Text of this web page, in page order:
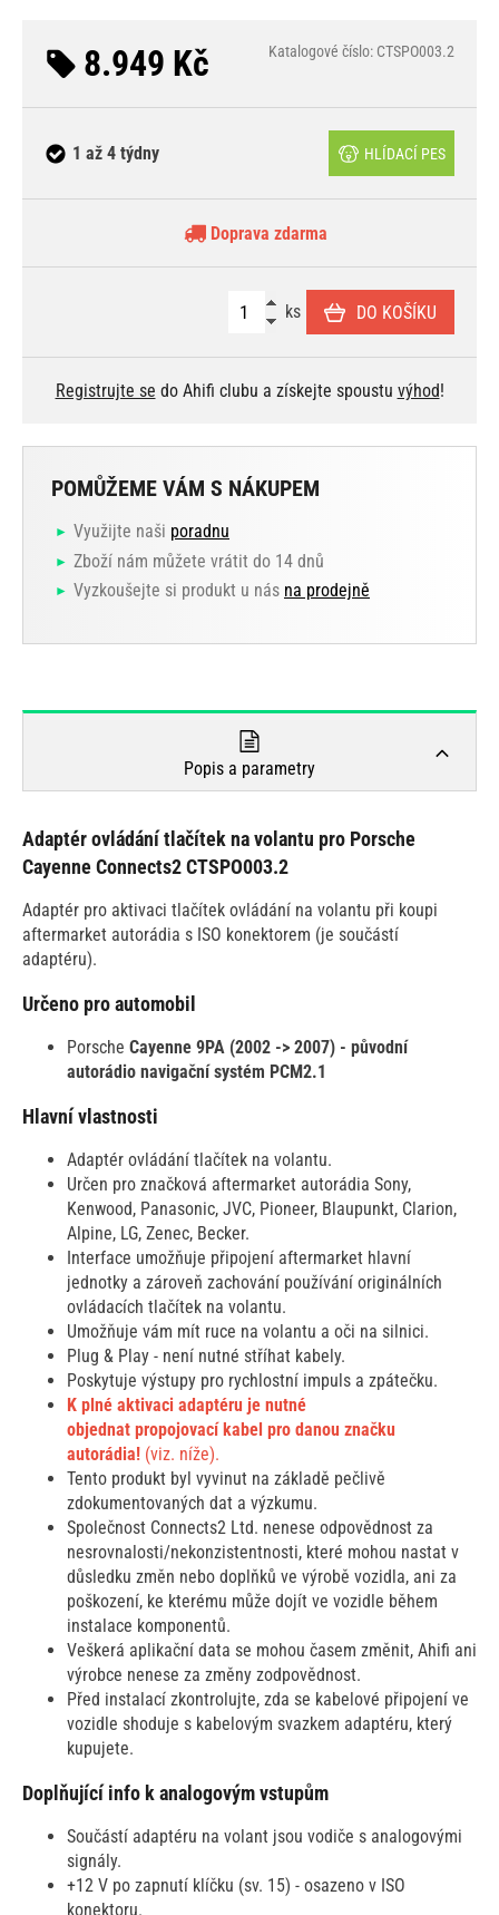
8.949 Kč Katalogové číslo: CTSPO003.2
1 až 4 týdny HLÍDACÍ PES
Doprava zdarma
ks DO KOŠÍKU
Registrujte se do Ahifi clubu a získejte spoustu výhod!
POMŮŽEME VÁM S NÁKUPEM
Využijte naši poradnu
Zboží nám můžete vrátit do 14 dnů
Vyzkoušejte si produkt u nás na prodejně
Popis a parametry
Adaptér ovládání tlačítek na volantu pro Porsche
Cayenne Connects2 CTSPO003.2
Adaptér pro aktivaci tlačítek ovládání na volantu při koupi
aftermarket autorádia s ISO konektorem (je součástí
adaptéru).
Určeno pro automobil
Porsche Cayenne 9PA (2002 -> 2007) - původní
autorádio navigační systém PCM2.1
Hlavní vlastnosti
Adaptér ovládání tlačítek na volantu.
Určen pro značková aftermarket autorádia Sony,
Kenwood, Panasonic, JVC, Pioneer, Blaupunkt, Clarion,
Alpine, LG, Zenec, Becker.
Interface umožňuje připojení aftermarket hlavní
jednotky a zároveň zachování používání originálních
ovládacích tlačítek na volantu.
Umožňuje vám mít ruce na volantu a oči na silnici.
Plug & Play - není nutné stříhat kabely.
Poskytuje výstupy pro rychlostní impuls a zpátečku.
K plné aktivaci adaptéru je nutné
objednat propojovací kabel pro danou značku
autorádia! (viz. níže).
Tento produkt byl vyvinut na základě pečlivě
zdokumentovaných dat a výzkumu.
Společnost Connects2 Ltd. nenese odpovědnost za
nesrovnalosti/nekonzistentnosti, které mohou nastat v
důsledku změn nebo doplňků ve výrobě vozidla, ani za
poškození, ke kterému může dojít ve vozidle během
instalace komponentů.
Veškerá aplikační data se mohou časem změnit, Ahifi ani
výrobce nenese za změny zodpovědnost.
Před instalací zkontrolujte, zda se kabelové připojení ve
vozidle shoduje s kabelovým svazkem adaptéru, který
kupujete.
Doplňující info k analogovým vstupům
Součástí adaptéru na volant jsou vodiče s analogovými
signály.
+12 V po zapnutí klíčku (sv. 15) - osazeno v ISO
konektoru.